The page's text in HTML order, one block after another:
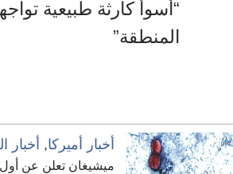
“أسوأ كارثة طبيعية
المنطقة”
أخبار أميركا, أخبار
ميشيغان تعلن عن